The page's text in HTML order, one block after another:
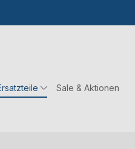
Sale & Aktionen